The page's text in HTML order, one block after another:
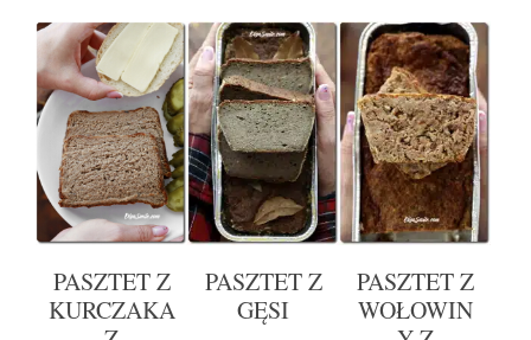
PASZTET Z
KURCZAKA
PASZTET Z
GĘSI
PASZTET Z
WOŁOWIN